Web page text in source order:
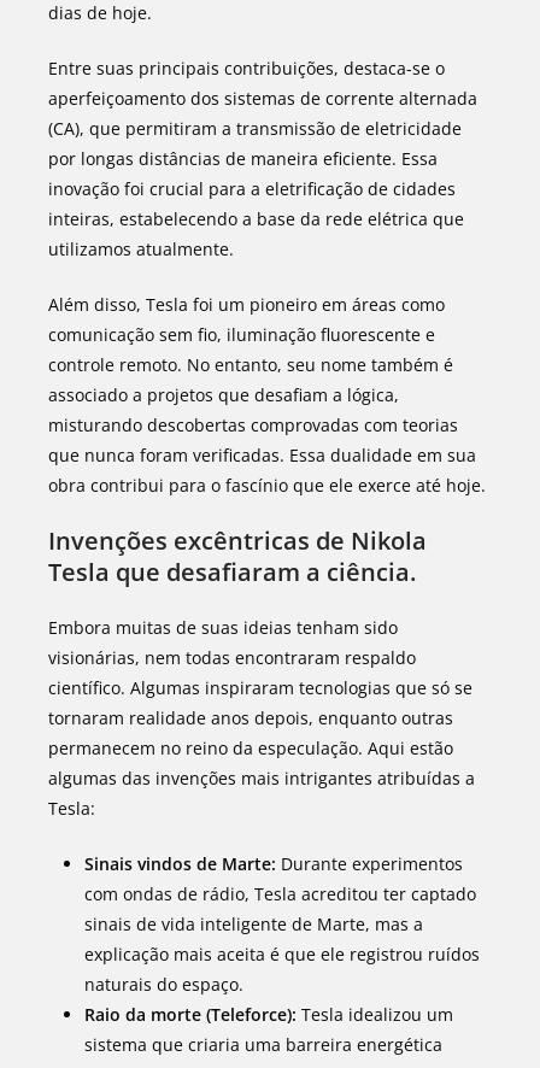
dias de hoje.
Entre suas principais contribuições, destaca-se o
aperfeiçoamento dos sistemas de corrente alternada
(CA), que permitiram a transmissão de eletricidade
por longas distâncias de maneira eficiente. Essa
inovação foi crucial para a eletrificação de cidades
inteiras, estabelecendo a base da rede elétrica que
utilizamos atualmente.
Além disso, Tesla foi um pioneiro em áreas como
comunicação sem fio, iluminação fluorescente e
controle remoto. No entanto, seu nome também é
associado a projetos que desafiam a lógica,
misturando descobertas comprovadas com teorias
que nunca foram verificadas. Essa dualidade em sua
obra contribui para o fascínio que ele exerce até hoje.
Invenções excêntricas de Nikola
Tesla que desafiaram a ciência.
Embora muitas de suas ideias tenham sido
visionárias, nem todas encontraram respaldo
científico. Algumas inspiraram tecnologias que só se
tornaram realidade anos depois, enquanto outras
permanecem no reino da especulação. Aqui estão
algumas das invenções mais intrigantes atribuídas a
Tesla:
Sinais vindos de Marte: Durante experimentos
com ondas de rádio, Tesla acreditou ter captado
sinais de vida inteligente de Marte, mas a
explicação mais aceita é que ele registrou ruídos
naturais do espaço.
Raio da morte (Teleforce): Tesla idealizou um
sistema que criaria uma barreira energética